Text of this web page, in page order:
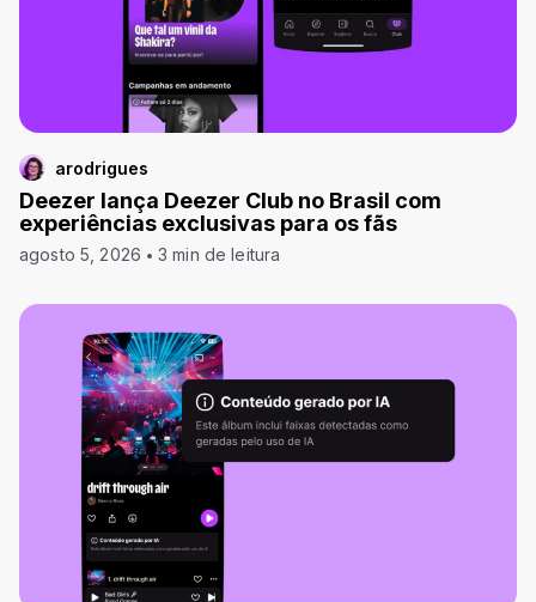
arodrigues
Deezer lança Deezer Club no Brasil com
experiências exclusivas para os fãs
agosto 5, 2026 3 min de leitura